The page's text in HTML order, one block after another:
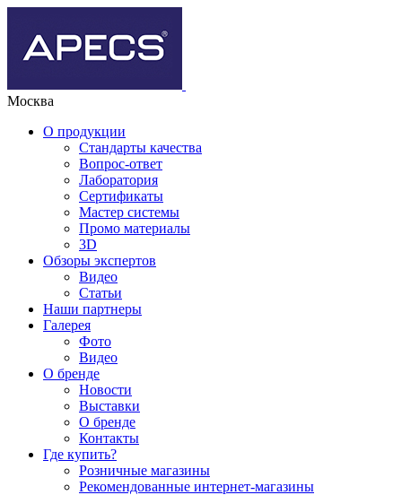
Москва
О продукции
Стандарты качества
Вопрос-ответ
Лаборатория
Сертификаты
Мастер системы
Промо материалы
3D
Обзоры экспертов
Видео
Статьи
Наши партнеры
Галерея
Фото
Видео
О бренде
Новости
Выставки
О бренде
Контакты
Где купить?
Розничные магазины
Рекомендованные интернет-магазины